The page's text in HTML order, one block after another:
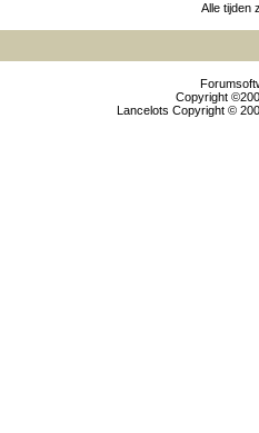
Alle tijden
Copyright
Lancelots Copyright ©